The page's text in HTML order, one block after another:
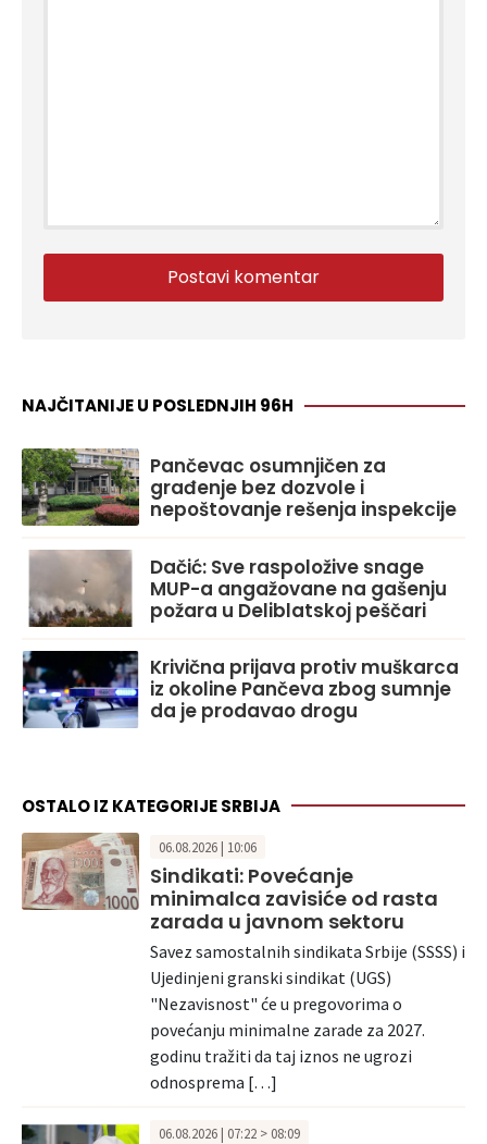
NAJČITANIJE U POSLEDNJIH 96H
Pančevac osumnjičen za
građenje bez dozvole i
nepoštovanje rešenja inspekcije
Dačić: Sve raspoložive snage
MUP-a angažovane na gašenju
požara u Deliblatskoj peščari
Krivična prijava protiv muškarca
iz okoline Pančeva zbog sumnje
da je prodavao drogu
OSTALO IZ KATEGORIJE SRBIJA
06.08.2026 | 10:06
Sindikati: Povećanje
minimalca zavisiće od rasta
zarada u javnom sektoru
Savez samostalnih sindikata Srbije (SSSS) i
Ujedinjeni granski sindikat (UGS)
"Nezavisnost" će u pregovorima o
povećanju minimalne zarade za 2027.
godinu tražiti da taj iznos ne ugrozi
odnosprema […]
06.08.2026 | 07:22 > 08:09